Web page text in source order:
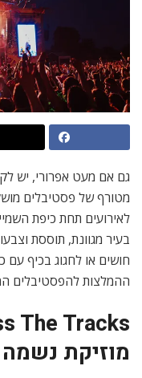
גם אם מעט אפרורי, יש
מטורף של פסטיבלים
לאירועים תחת כיפת
בעיר מגוונת, תוססת
חושים או לחגוג בכיף
ההמלצות להפסטיבלים
מוזיקת נשמה